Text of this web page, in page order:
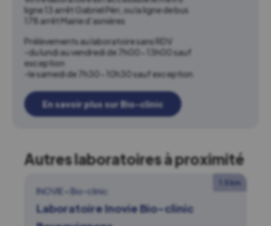
ligne 13 arrêt Gabriel Péri, ou la ligne de bus
178 arrêt Mairie d’asnières
Prélèvements au laboratoire sans RDV
-du lundi au vendredi de 7h00-13h00 sauf
exception
-le samedi de 7h30-10h30 sauf exception
En savoir plus sur Bio-clinic
Autres laboratoires à proximité
1.5 km
INOVIE • Bio-clinic
Laboratoire Inovie Bio-clinic